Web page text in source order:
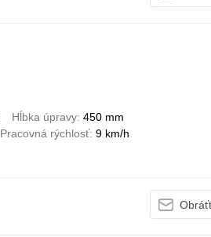
Hĺbka úpravy 450 mm
Pracovná rýchlosť 9 km/h